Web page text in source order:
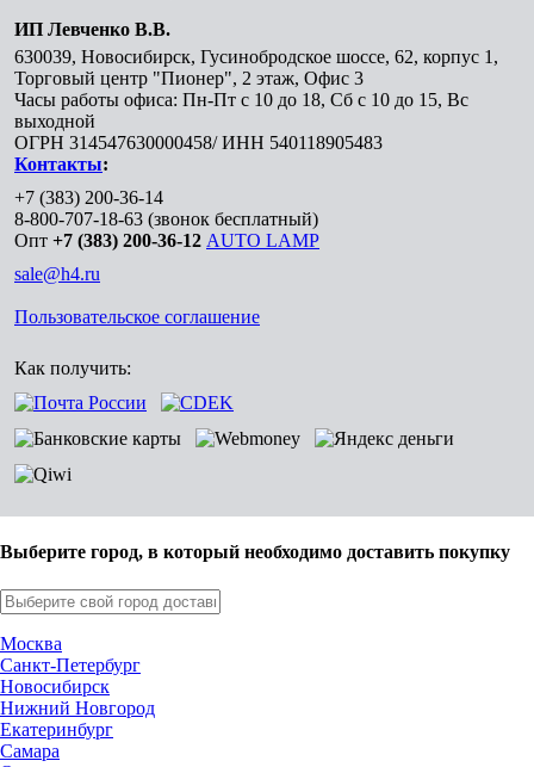
ИП Левченко В.В.
630039, Новосибирск, Гусинобродское шоссе, 62, корпус 1,
Торговый центр "Пионер", 2 этаж, Офис 3
Часы работы офиса: Пн-Пт с 10 до 18, Сб с 10 до 15, Вс
выходной
ОГРН 314547630000458/ ИНН 540118905483
Контакты:
+7 (383) 200-36-14
8-800-707-18-63 (звонок бесплатный)
Опт +7 (383) 200-36-12 AUTO LAMP
sale@h4.ru
Пользовательское соглашение
Как получить:
Выберите город, в который необходимо доставить покупку
Москва
Санкт-Петербург
Новосибирск
Нижний Новгород
Екатеринбург
Самара